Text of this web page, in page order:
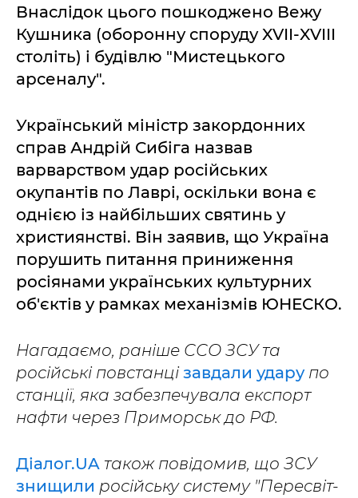
Внаслідок цього пошкоджено Вежу
Кушника (оборонну споруду XVII-XVIII
століть) і будівлю "Мистецького
арсеналу".
Український міністр закордонних
справ Андрій Сибіга назвав
варварством удар російських
окупантів по Лаврі, оскільки вона є
однією із найбільших святинь у
християнстві. Він заявив, що Україна
порушить питання приниження
росіянами українських культурних
об'єктів у рамках механізмів ЮНЕСКО.
Нагадаємо, раніше ССО ЗСУ та
російські повстанці завдали ударупо
станції, яка забезпечувала експорт
нафти через Приморськ до РФ.
Діалог.UA також повідомив, що ЗСУ
знищили російську систему "Пересвіт-